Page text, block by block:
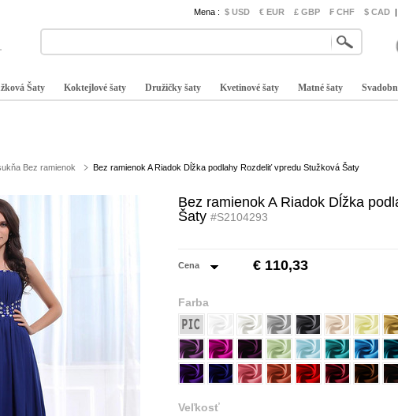
Mena : $ USD € EUR £ GBP ₣ CHF $ CAD |
Šaty Koktejlové šaty Družičky šaty Kvetinové šaty Matné šaty
Bez ramienok Bez ramienok A Riadok Dĺžka podlahy Rozdeliť vpredu Stužková Šaty
Bez ramienok A Riadok Dĺžka
Šaty #S2104293
Cena € 110,33
Farba
Veľkosť